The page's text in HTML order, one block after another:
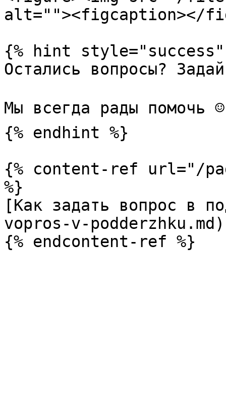
alt=""><figcaption></
{% hint style="success"
Остались вопросы?
Мы всегда рады помочь
{% endhint %}
{% content-ref url="/
%}
[Как задать вопрос в
vopros-v-podderzhku.md)